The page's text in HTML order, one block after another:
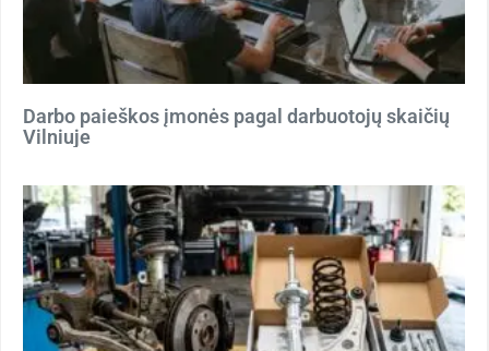
Darbo paieškos įmonės pagal darbuotojų skaičių
Vilniuje